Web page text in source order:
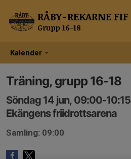
Kalender
RÅBY-REKARNE FIF
Grupp 16-18
Träning, grupp 16-18
Söndag 14 jun, 09:00-10:15
Ekängens friidrottsarena
Samling: 09:00